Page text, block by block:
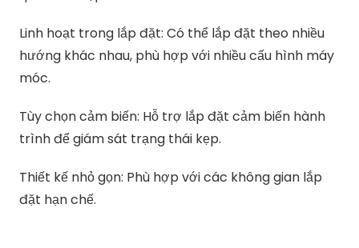
Linh hoạt trong lắp đặt: Có thể lắp đặt theo nhiều
hướng khác nhau, phù hợp với nhiều cấu hình máy
móc.
Tùy chọn cảm biến: Hỗ trợ lắp đặt cảm biến hành
trình để giám sát trạng thái kẹp.
Thiết kế nhỏ gọn: Phù hợp với các không gian lắp
đặt hạn chế.